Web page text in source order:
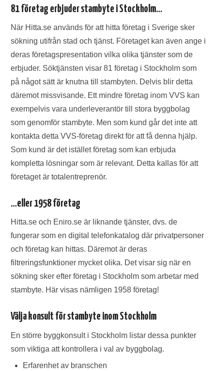
81 företag erbjuder stambyte i Stockholm…
När Hitta.se används för att hitta företag i Sverige sker
sökning utifrån stad och tjänst. Företaget kan även ange i
deras företagspresentation vilka olika tjänster som de
erbjuder. Söktjänsten visar 81 företag i Stockholm som
på något sätt är knutna till stambyten. Delvis blir detta
däremot missvisande. Ett mindre företag inom VVS kan
exempelvis vara underleverantör till stora byggbolag
som genomför stambyte. Men som kund går det inte att
kontakta detta VVS-företag direkt för att få denna hjälp.
Som kund är det istället företag som kan erbjuda
kompletta lösningar som är relevant. Detta kallas för att
företaget är totalentreprenör.
…eller 1958 företag
Hitta.se och Eniro.se är liknande tjänster, dvs. de
fungerar som en digital telefonkatalog där privatpersoner
och företag kan hittas. Däremot är deras
filtreringsfunktioner mycket olika. Det visar sig när en
sökning sker efter företag i Stockholm som arbetar med
stambyte. Här visas nämligen 1958 företag!
Välja konsult för stambyte inom Stockholm
En större byggkonsult i Stockholm listar dessa punkter
som viktiga att kontrollera i val av byggbolag.
Erfarenhet av branschen